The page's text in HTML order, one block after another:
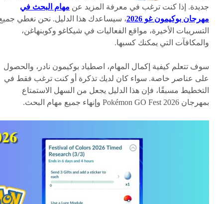
جديدة. إذا كنت ترغب في معرفة المزيد عن مهام البحث في
مهرجان بوكيمون غو 2026
، سيساعدك هذا الدليل. نحن نغطي
التسريبات الأخيرة، مواقع الفعاليات في شيكاغو وكوبنهاغن،
والمكافآت التي يمكنك كسبها.
سوف تتعلم كيفية إكمال المهام، اصطياد بوكيمون نادر، والحصول
على عناصر خاصة. سواء كان لديك تذكرة أو كنت ترغب فقط في
التخطيط مسبقًا، فإن هذا الدليل يجعل من السهل الاستمتاع
بمهرجان Pokémon GO Fest 2026 وإنهاء جميع مهام البحث.